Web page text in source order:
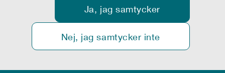
Ja, jag samtycker
Nej, jag samtycker inte